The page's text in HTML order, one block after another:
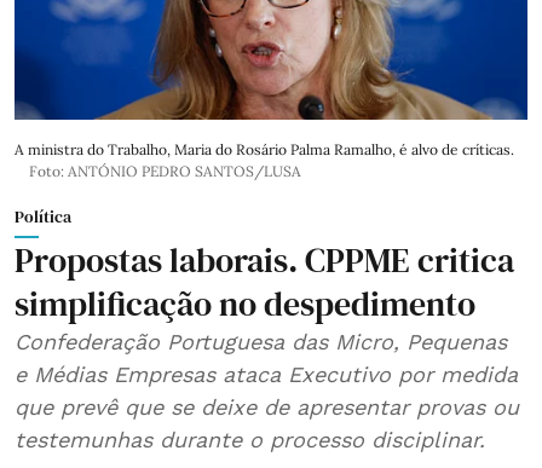
A ministra do Trabalho, Maria do Rosário Palma Ramalho, é alvo de críticas.
Foto: ANTÓNIO PEDRO SANTOS/LUSA
Política
Propostas laborais. CPPME critica
simplificação no despedimento
Confederação Portuguesa das Micro, Pequenas
e Médias Empresas ataca Executivo por medida
que prevê que se deixe de apresentar provas ou
testemunhas durante o processo disciplinar.